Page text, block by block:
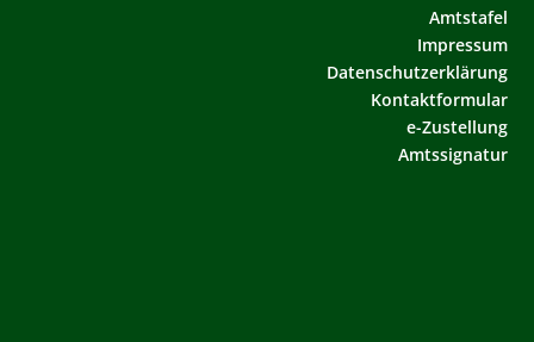
Amtstafel
Impressum
Datenschutzerklärung
Kontaktformular
e-Zustellung
Amtssignatur